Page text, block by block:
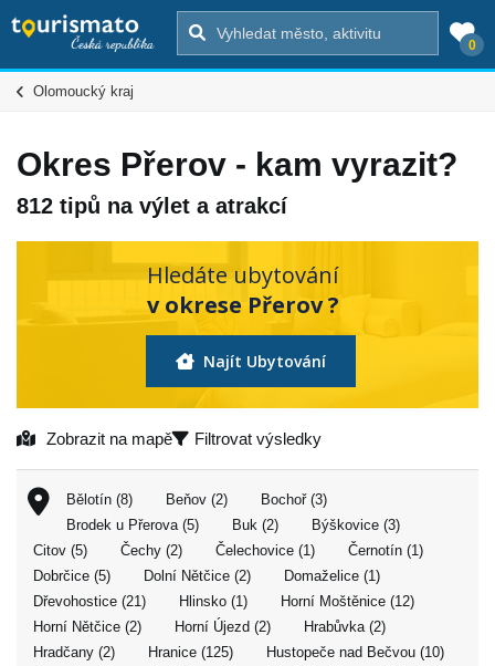
0
Olomoucký kraj
Okres Přerov - kam vyrazit?
812 tipů na výlet a atrakcí
Hledáte ubytování
v okrese Přerov ?
Najít Ubytování
Zobrazit na mapě Filtrovat výsledky
Bělotín (8) Beňov (2)
Bochoř (3)
Brodek u Přerova (5)
Buk (2)
Býškovice (3)
Citov (5)
Čechy (2) Čelechovice (1)
Černotín (1)
Dobrčice (5)
Dolní Nětčice (2)
Domaželice (1)
Dřevohostice (21)
Hlinsko (1)
Horní Moštěnice (12)
Horní Nětčice (2)
Horní Újezd (2)
Hrabůvka (2)
Hradčany (2)
Hranice (125)
Hustopeče nad Bečvou (10)